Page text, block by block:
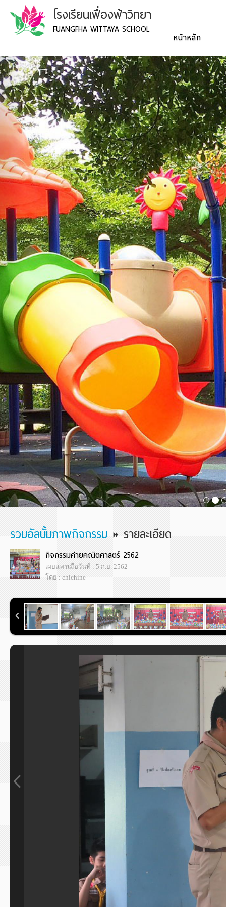
โรงเรียนเฟื่องฟ้าวิทยา
FUANGFHA WITTAYA SCHOOL
หน้าหลัก
รวมอัลบั้มภาพกิจกรรม รายละเอียด
กิจกรรมค่ายคณิตศาสตร์ 2562
เผยแพร่เมื่อวันที่ : 5 ก.ย. 2562
โดย : chichine